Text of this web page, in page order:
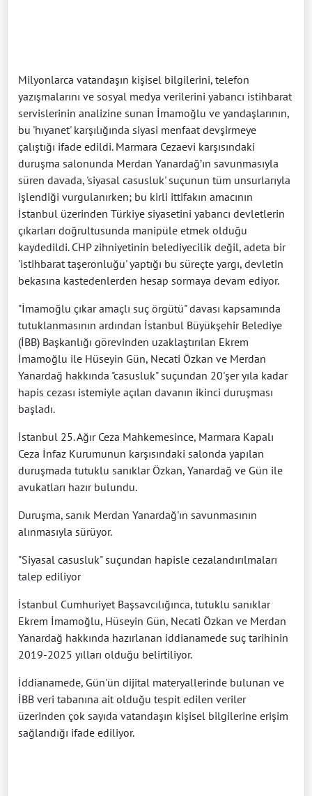
Milyonlarca vatandaşın kişisel bilgilerini, telefon
yazışmalarını ve sosyal medya verilerini yabancı istihbarat
servislerinin analizine sunan İmamoğlu ve yandaşlarının,
bu 'hıyanet' karşılığında siyasi menfaat devşirmeye
çalıştığı ifade edildi. Marmara Cezaevi karşısındaki
duruşma salonunda Merdan Yanardağ’ın savunmasıyla
süren davada, 'siyasal casusluk' suçunun tüm unsurlarıyla
işlendiği vurgulanırken; bu kirli ittifakın amacının
İstanbul üzerinden Türkiye siyasetini yabancı devletlerin
çıkarları doğrultusunda manipüle etmek olduğu
kaydedildi. CHP zihniyetinin belediyecilik değil, adeta bir
'istihbarat taşeronluğu' yaptığı bu süreçte yargı, devletin
bekasına kastedenlerden hesap sormaya devam ediyor.
"İmamoğlu çıkar amaçlı suç örgütü" davası kapsamında
tutuklanmasının ardından İstanbul Büyükşehir Belediye
(İBB) Başkanlığı görevinden uzaklaştırılan Ekrem
İmamoğlu ile Hüseyin Gün, Necati Özkan ve Merdan
Yanardağ hakkında "casusluk" suçundan 20'şer yıla kadar
hapis cezası istemiyle açılan davanın ikinci duruşması
başladı.
İstanbul 25. Ağır Ceza Mahkemesince, Marmara Kapalı
Ceza İnfaz Kurumunun karşısındaki salonda yapılan
duruşmada tutuklu sanıklar Özkan, Yanardağ ve Gün ile
avukatları hazır bulundu.
Duruşma, sanık Merdan Yanardağ'ın savunmasının
alınmasıyla sürüyor.
"Siyasal casusluk" suçundan hapisle cezalandırılmaları
talep ediliyor
İstanbul Cumhuriyet Başsavcılığınca, tutuklu sanıklar
Ekrem İmamoğlu, Hüseyin Gün, Necati Özkan ve Merdan
Yanardağ hakkında hazırlanan iddianamede suç tarihinin
2019-2025 yılları olduğu belirtiliyor.
İddianamede, Gün'ün dijital materyallerinde bulunan ve
İBB veri tabanına ait olduğu tespit edilen veriler
üzerinden çok sayıda vatandaşın kişisel bilgilerine erişim
sağlandığı ifade ediliyor.